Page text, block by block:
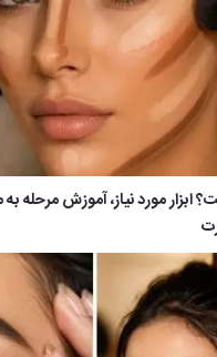
ابزار مورد نیاز، آموزش مرحله